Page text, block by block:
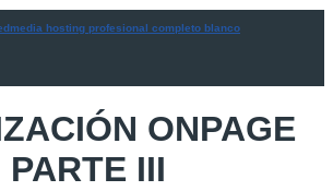
ONPAGE
PARTE III